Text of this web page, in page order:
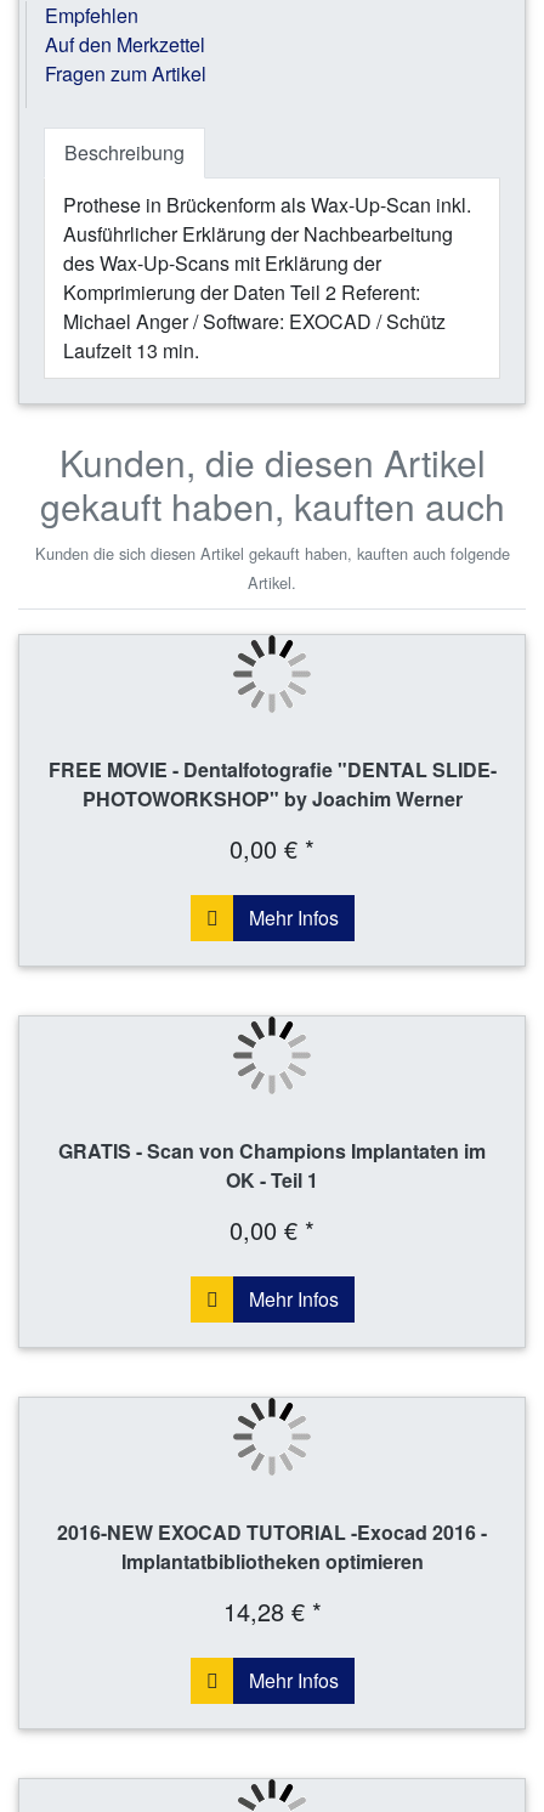
Empfehlen
Auf den Merkzettel
Fragen zum Artikel
Beschreibung
Prothese in Brückenform als Wax-Up-Scan inkl.
Ausführlicher Erklärung der Nachbearbeitung
des Wax-Up-Scans mit Erklärung der
Komprimierung der Daten Teil 2 Referent:
Michael Anger / Software: EXOCAD / Schütz
Laufzeit 13 min.
Kunden, die diesen Artikel
gekauft haben, kauften auch
Kunden die sich diesen Artikel gekauft haben, kauften auch folgende
Artikel.
FREE MOVIE - Dentalfotografie "DENTAL SLIDE-
PHOTOWORKSHOP" by Joachim Werner
0,00 € *
Mehr Infos
GRATIS - Scan von Champions Implantaten im
OK - Teil 1
0,00 € *
Mehr Infos
2016-NEW EXOCAD TUTORIAL -Exocad 2016 -
Implantatbibliotheken optimieren
14,28 € *
Mehr Infos